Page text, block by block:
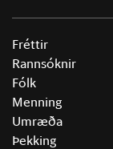
Fréttir
Rannsóknir
Fólk
Menning
Umræða
Þekking